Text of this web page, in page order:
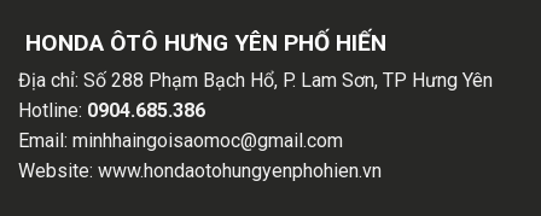
HONDA ÔTÔ HƯNG YÊN PHỐ HIẾN
Địa chỉ: Số 288 Phạm Bạch Hổ, P. Lam Sơn, TP Hưng Yên
Hotline: 0904.685.386
Email: minhhaingoisaomoc@gmail.com
Website: www.hondaotohungyenphohien.vn